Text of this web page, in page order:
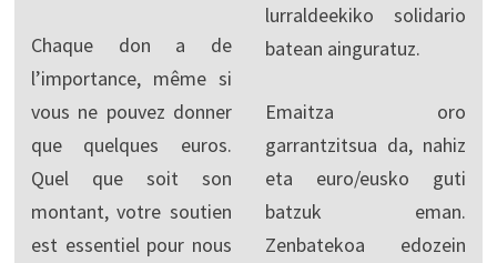
Chaque don a de
l’importance, même si
vous ne pouvez donner
que quelques euros.
Quel que soit son
montant, votre soutien
est essentiel pour nous
lurraldeekiko solidario
batean ainguratuz.
Emaitza oro
garrantzitsua da, nahiz
eta euro/eusko guti
batzuk eman.
Zenbatekoa edozein